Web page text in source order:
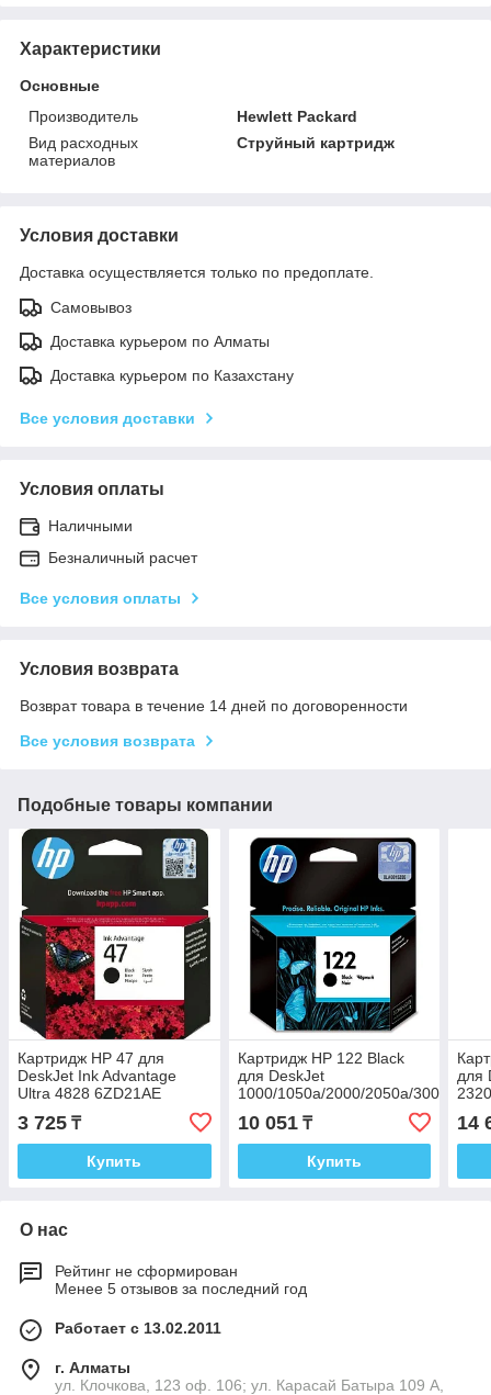
Характеристики
Основные
Производитель
Hewlett Packard
Вид расходных
материалов
Струйный картридж
Условия доставки
Доставка осуществляется только по предоплате.
Самовывоз
Доставка курьером по Алматы
Доставка курьером по Казахстану
Все условия доставки
Условия оплаты
Наличными
Безналичный расчет
Все условия оплаты
Условия возврата
Возврат товара в течение 14 дней по договоренности
Все условия возврата
Подобные товары компании
Картридж HP 47 для
DeskJet Ink Advantage
Ultra 4828 6ZD21AE
3 725 ₸
Купить
Картридж HP 122 Black
для DeskJet
1000/1050a/2000/2050a/3000
CH561HE
10 051₸
Купить
для
14
О нас
Рейтинг не сформирован
Менее 5 отзывов за последний год
Работает с 13.02.2011
г. Алматы
ул. Клочкова, 123 оф. 106; ул. Карасай Батыра 109 А,